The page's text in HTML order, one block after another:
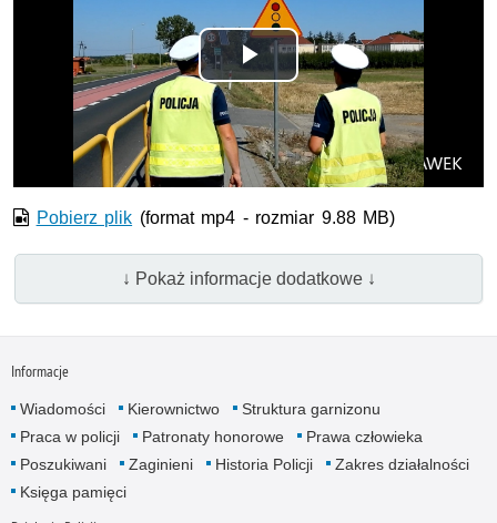
Odtwórz
wideo
Pobierz plik (format mp4 - rozmiar 9.88 MB)
↓ Pokaż informacje dodatkowe ↓
Informacje
Wiadomości Kierownictwo
Struktura garnizonu
Praca w policji
Patronaty honorowe
Prawa człowieka
Poszukiwani
Zaginieni Historia Policji
Zakres działalności
Księga pamięci